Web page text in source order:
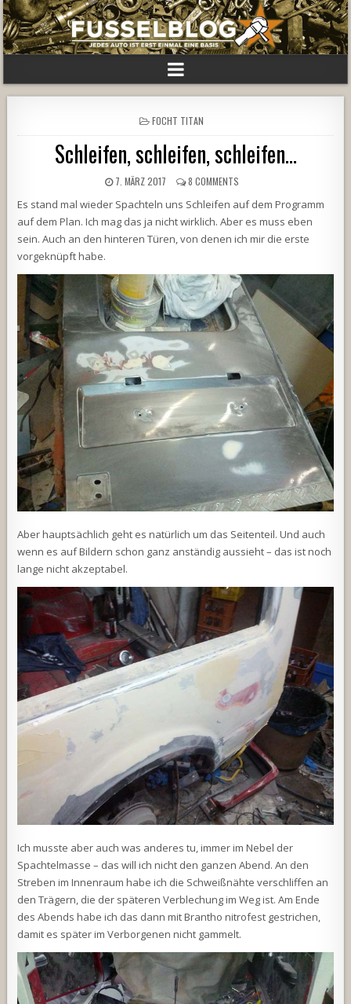
POSTED
IN
FOCHT TITAN
Schleifen, schleifen, schleifen…
7. MÄRZ 2017 8 COMMENTS
Es stand mal wieder Spachteln uns Schleifen auf dem Programm
auf dem Plan. Ich mag das ja nicht wirklich. Aber es muss eben
sein. Auch an den hinteren Türen, von denen ich mir die erste
vorgeknüpft habe.
Aber hauptsächlich geht es natürlich um das Seitenteil. Und auch
wenn es auf Bildern schon ganz anständig aussieht – das ist noch
lange nicht akzeptabel.
Ich musste aber auch was anderes tu, immer im Nebel der
Spachtelmasse – das will ich nicht den ganzen Abend. An den
Streben im Innenraum habe ich die Schweißnähte verschliffen an
den Trägern, die der späteren Verblechung im Weg ist. Am Ende
des Abends habe ich das dann mit Brantho nitrofest gestrichen,
damit es später im Verborgenen nicht gammelt.